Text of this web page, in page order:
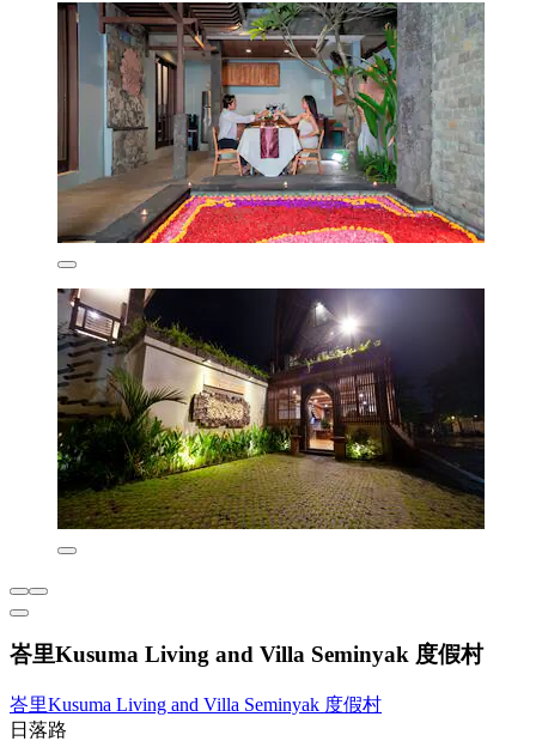
峇里Kusuma Living and Villa Seminyak 度假村
峇里Kusuma Living and Villa Seminyak 度假村
日落路